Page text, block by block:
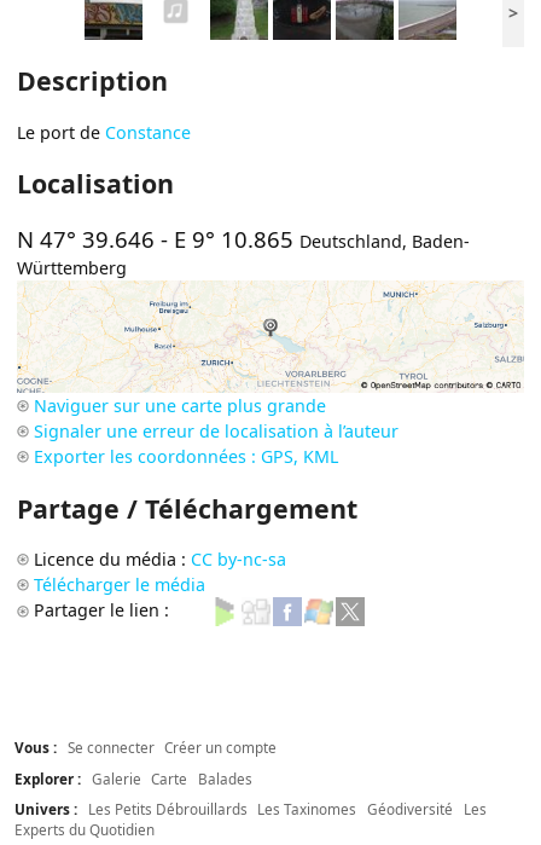
>
Description
Le port de Constance
Localisation
N 47° 39.646 - E 9° 10.865 Deutschland, Baden-
Württemberg
Naviguer sur une carte plus grande
Signaler une erreur de localisation à l’auteur
Exporter les coordonnées : GPS, KML
Partage / Téléchargement
Licence du média : CC by-nc-sa
Télécharger le média
Partager le lien :
Vous : Se connecter Créer un compte
Explorer : Galerie Carte
Balades
Univers :
Les Petits Débrouillards Les Taxinomes Géodiversité
Les
Experts du Quotidien